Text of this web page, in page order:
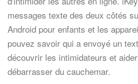
messages texte des deux côtés
Android pour enfants et les
pouvez savoir qui a envoyé un
découvrir les intimidateurs et
débarrasser du cauchemar.